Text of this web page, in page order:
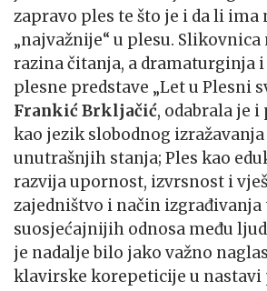
zapravo ples te što je i da li ima
„najvažnije“ u plesu.
razina čitanja, a dramaturginja
plesne predstave „Let u Plesni
Frankić Brkljačić, odabrala je
kao jezik slobodnog
unutrašnjih stanja; Ples kao
razvija upornost, izvrsnost i
zajedništvo i način
suosjećajnijih odnosa među
je nadalje bilo jako važno
klavirske korepeticije u nastavi